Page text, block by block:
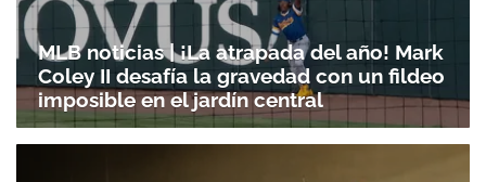
MLB noticias | ¡La atrapada del año! Mark
Coley II desafía la gravedad con un fildeo
imposible en el jardín central